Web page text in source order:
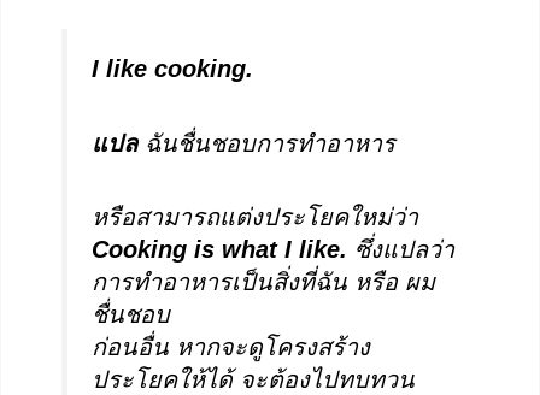
I like cooking.
แปลฉันชื่นชอบการทำอาหาร
หรือสามารถแต่งประโยคใหม่ว่า
Cooking is what I like. ซึ่งแปลว่า
การทำอาหารเป็นสิ่งที่ฉัน หรือ ผม
ชื่นชอบ
ก่อนอื่น หากจะดูโครงสร้าง
ประโยคให้ได้ จะต้องไปทบทวน